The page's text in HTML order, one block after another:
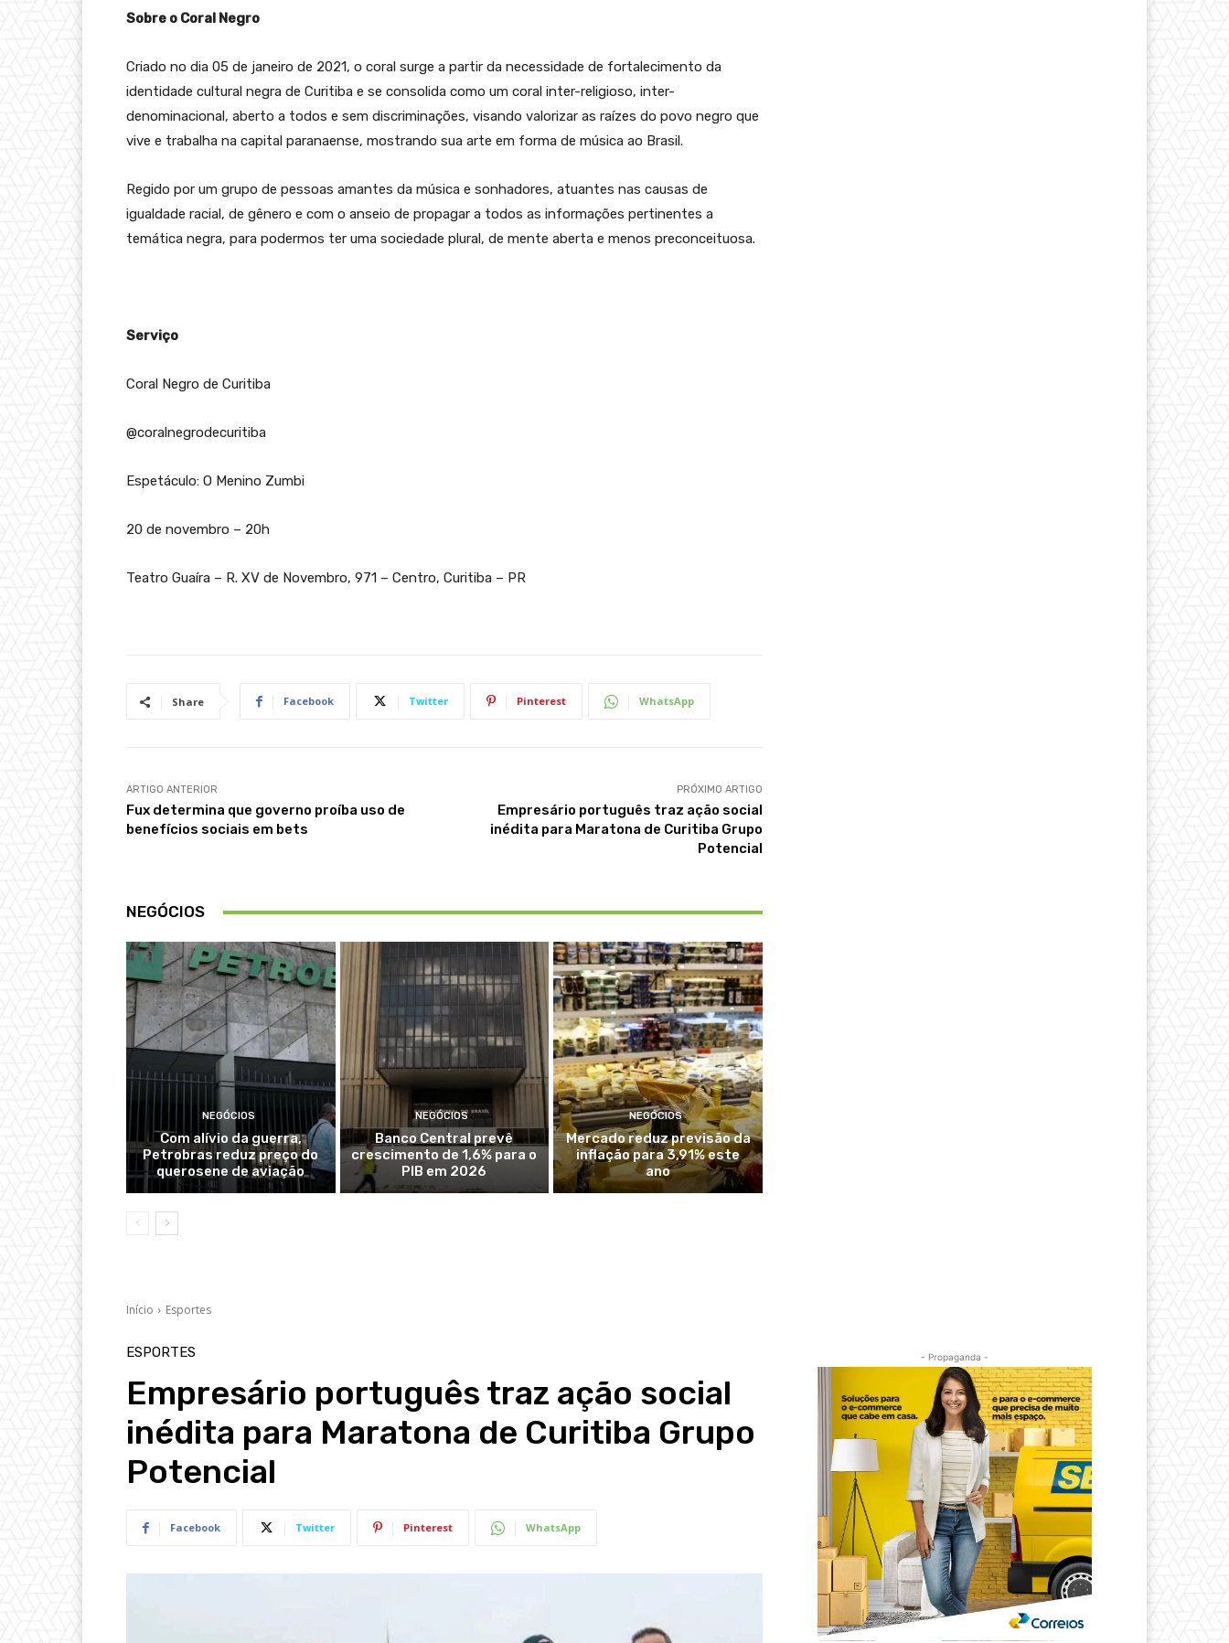
Sobre o Coral Negro
Criado no dia 05 de janeiro de 2021, o coral surge a partir da necessidade de fortalecimento da
identidade cultural negra de Curitiba e se consolida como um coral inter-religioso, inter-
denominacional, aberto a todos e sem discriminações, visando valorizar as raízes do povo negro que
vive e trabalha na capital paranaense, mostrando sua arte em forma de música ao Brasil.
Regido por um grupo de pessoas amantes da música e sonhadores, atuantes nas causas de
igualdade racial, de gênero e com o anseio de propagar a todos as informações pertinentes a
temática negra, para podermos ter uma sociedade plural, de mente aberta e menos preconceituosa.
Serviço
Coral Negro de Curitiba
@coralnegrodecuritiba
Espetáculo: O Menino Zumbi
20 de novembro – 20h
Teatro Guaíra – R. XV de Novembro, 971 – Centro, Curitiba – PR
Share Facebook Twitter Pinterest WhatsApp
ARTIGO ANTERIOR
Fux determina que governo proíba uso de
benefícios sociais em bets
PRÓXIMO ARTIGO
Empresário português traz ação social
inédita para Maratona de Curitiba Grupo
Potencial
NEGÓCIOS
NEGÓCIOS
Com alívio da guerra,
Petrobras reduz preço do
querosene de aviação
NEGÓCIOS
Banco Central prevê
crescimento de 1,6% para o
PIB em 2026
NEGÓCIOS
Mercado reduz previsão da
inflação para 3,91% este
ano